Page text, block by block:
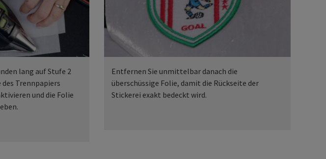
lang auf Stufe 2
Trennpapiers
und die Folie
Entfernen Sie unmittelbar danach die
überschüssige Folie, damit die Rückseite der
Stickerei exakt bedeckt wird.